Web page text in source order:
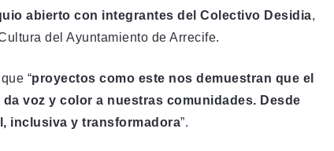
abierto con integrantes del Colectivo Desidia,
del Ayuntamiento de Arrecife.
“proyectos como este nos demuestran que el
voz y color a nuestras comunidades. Desde
inclusiva y transformadora”.